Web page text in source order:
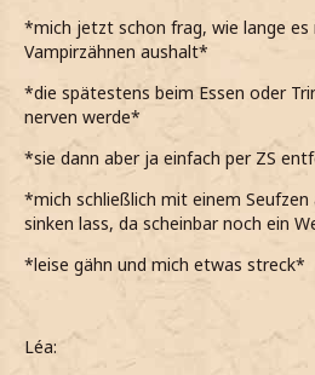
*mich jetzt schon frag, wie lange
Vampirzähnen aushalt*
*die spätestens beim Essen oder
nerven werde*
*sie dann aber ja einfach per ZS
*mich schließlich mit einem Seufzen
sinken lass, da scheinbar noch ein
*leise gähn und mich etwas streck*
Léa: